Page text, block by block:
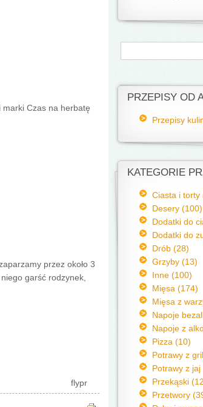
marki Czas na herbatę
przez około 3
garść rodzynek,
flypr
Formularz
Szukaj
PRZEPISY OD
Przepisy
KATEGORIE
Ciasta i torty
Desery (100)
Dodatki do
Dodatki do
Drób (28)
Grzyby (13)
Inne (100)
Mięsa (174)
Mięsa z
Napoje
Napoje z
Pizza (10)
Potrawy z
Potrawy z
Przekąski
Przetwory